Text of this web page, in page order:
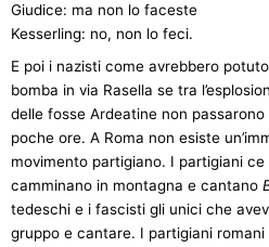
Giudice: ma non lo faceste
Kesserling: no, non lo feci.
E poi i nazisti come avrebbero
bomba in via Rasella se tra
delle fosse Ardeatine non
poche ore. A Roma non esiste
movimento partigiano. I partigiani
camminano in montagna e cantano
tedeschi e i fascisti gli unici che
gruppo e cantare. I partigiani